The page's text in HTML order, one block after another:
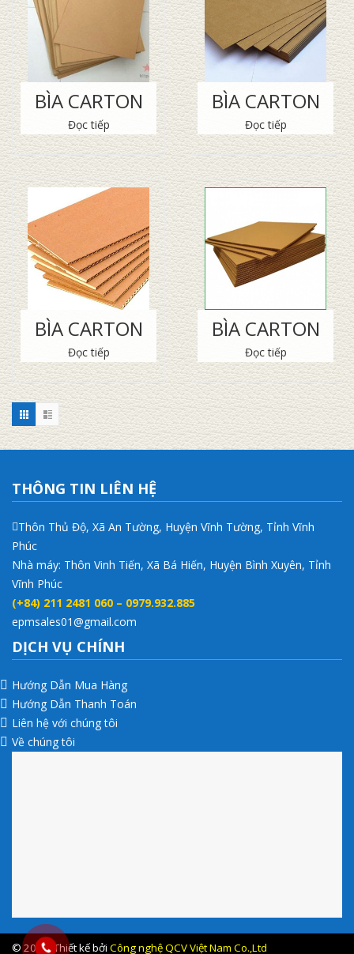
BÌA CARTON
Đọc tiếp
BÌA CARTON
Đọc tiếp
BÌA CARTON
Đọc tiếp
BÌA CARTON
Đọc tiếp
THÔNG TIN LIÊN HỆ
Thôn Thủ Độ, Xã An Tường, Huyện Vĩnh Tường, Tỉnh Vĩnh
Phúc
Nhà máy: Thôn Vinh Tiến, Xã Bá Hiến, Huyện Bình Xuyên, Tỉnh
Vĩnh Phúc
(+84) 211 2481 060 – 0979.932.885
epmsales01@gmail.com
DỊCH VỤ CHÍNH
Hướng Dẫn Mua Hàng
Hướng Dẫn Thanh Toán
Liên hệ với chúng tôi
Về chúng tôi
© 2017 .Thiết kế bởi Công nghệ QCV Việt Nam Co.,Ltd